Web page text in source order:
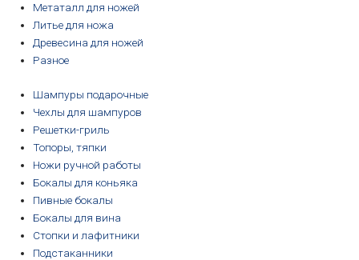
Метаталл для ножей
Литье для ножа
Древесина для ножей
Разное
Шампуры подарочные
Чехлы для шампуров
Решетки-гриль
Топоры, тяпки
Ножи ручной работы
Бокалы для коньяка
Пивные бокалы
Бокалы для вина
Стопки и лафитники
Подстаканники